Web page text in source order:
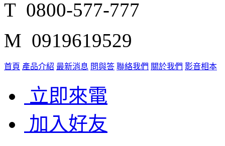
T 0800-577-777
M 0919619529
首頁 產品介紹 最新消息 問與答 聯絡我們 關於我們 影音相本
立即來電
加入好友